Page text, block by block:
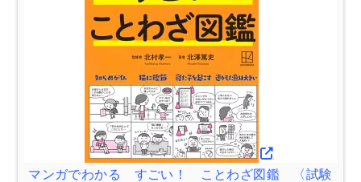
マンガでわかる すごい！ ことわざ図鑑 〈試験